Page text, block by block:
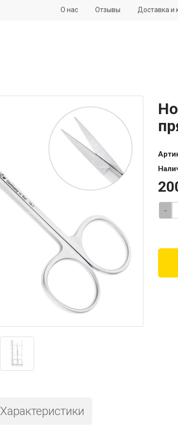
О нас Отзывы Доставка и
-
Характеристики